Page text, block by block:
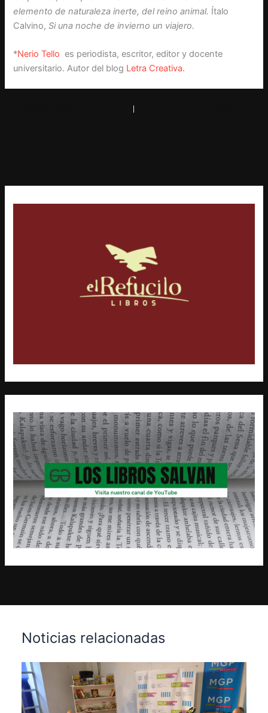
elemento de naturaleza inerte, del reino animal. Ítalo
Calvino, Si una noche de invierno un viajero.
*Nerio Tello es periodista, escritor, editor y docente
universitario. Autor del blog Letra Creativa.
Noticias relacionadas